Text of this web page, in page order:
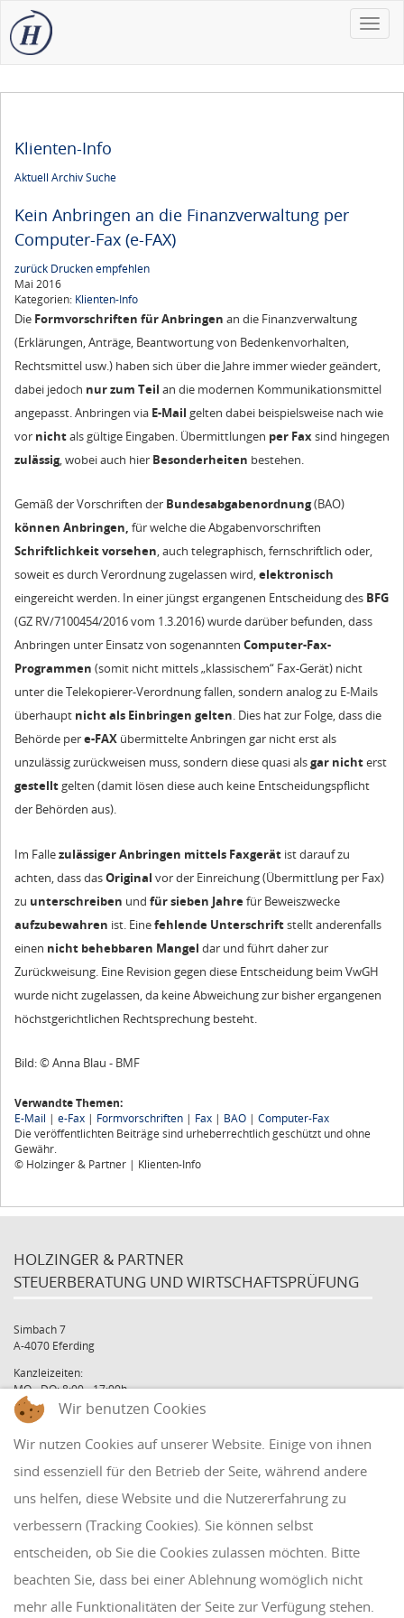
Toggle
Klienten-Info
Aktuell ArchivSuche
Kein Anbringen an die Finanzverwaltung per
Computer-Fax (e-FAX)
zurück Druckenempfehlen
Mai 2016
Kategorien: Klienten-Info
Die Formvorschriften für Anbringen an die Finanzverwaltung
(Erklärungen, Anträge, Beantwortung von Bedenkenvorhalten,
Rechtsmittel usw.) haben sich über die Jahre immer wieder geändert,
dabei jedoch nur zum Teil an die modernen Kommunikationsmittel
angepasst. Anbringen via E-Mail gelten dabei beispielsweise nach wie
vor nichtals gültige Eingaben. Übermittlungen per Faxsind hingegen
zulässig, wobei auch hier Besonderheiten bestehen.
Gemäß der Vorschriften der Bundesabgabenordnung(BAO)
können Anbringen, für welche die Abgabenvorschriften
Schriftlichkeitvorsehen, auch telegraphisch, fernschriftlich oder,
soweit es durch Verordnung zugelassen wird,elektronisch
eingereicht werden. In einer jüngst ergangenen Entscheidung des BFG
(GZ RV/7100454/2016 vom 1.3.2016) wurde darüber befunden, dass
Anbringen unter Einsatz von sogenannten Computer-Fax-
Programmen (somit nicht mittels „klassischem“ Fax-Gerät) nicht
unter die Telekopierer-Verordnung fallen, sondern analog zu E-Mails
überhaupt nicht als Einbringen gelten. Dies hat zur Folge, dass die
Behörde pere-FAX übermittelte Anbringen gar nicht erst als
unzulässig zurückweisen muss, sondern diese quasi alsgar nichterst
gestellt gelten (damit lösen diese auch keine Entscheidungspflicht
der Behörden aus).
Im Fallezulässiger Anbringen mittels Faxgerät ist darauf zu
achten, dass dasOriginal vor der Einreichung (Übermittlung per Fax)
zu unterschreiben und für sieben Jahrefür Beweiszwecke
aufzubewahren ist. Einefehlende Unterschriftstellt anderenfalls
einen nicht behebbaren Mangel dar und führt daher zur
Zurückweisung. Eine Revision gegen diese Entscheidung beim VwGH
wurde nicht zugelassen, da keine Abweichung zur bisher ergangenen
höchstgerichtlichen Rechtsprechung besteht.
Bild: © Anna Blau - BMF
Verwandte Themen:
E-Mail | e-Fax | Formvorschriften | Fax | BAO | Computer-Fax
Die veröffentlichten Beiträge sind urheberrechtlich geschützt und ohne
Gewähr.
© Holzinger & Partner | Klienten-Info
HOLZINGER & PARTNER
STEUERBERATUNG UND WIRTSCHAFTSPRÜFUNG
Simbach 7
A-4070 Eferding
Kanzleizeiten:
MO - DO: 8:00 - 17:00h
FR: 8:00 - 12:00h
Tel: +43 7272 39 79 - 0
Fax: +43 7272 39 79 - 9
QUICKLINKS
Klientenbereich
Disclaimer
Wir benutzen Cookies
Wir nutzen Cookies auf unserer Website. Einige von ihnen
sind essenziell für den Betrieb der Seite, während andere
uns helfen, diese Website und die Nutzererfahrung zu
verbessern (Tracking Cookies). Sie können selbst
entscheiden, ob Sie die Cookies zulassen möchten. Bitte
beachten Sie, dass bei einer Ablehnung womöglich nicht
mehr alle Funktionalitäten der Seite zur Verfügung stehen.